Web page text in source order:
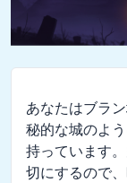
あなたはブラ
秘的な城のよ
持っています
切にするので